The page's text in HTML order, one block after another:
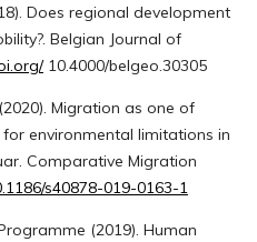
Does regional development
Belgian Journal of
10.4000/belgeo.30305
Migration as one of
environmental limitations in
Comparative Migration
s40878-019-0163-1
(2019). Human